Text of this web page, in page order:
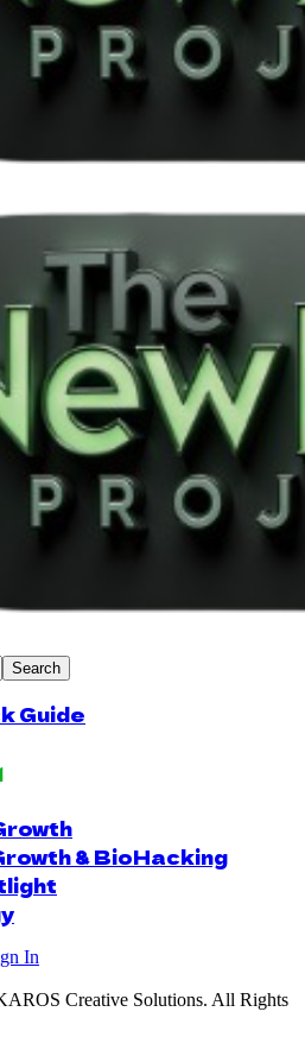
Guide
& BioHacking
In
Creative Solutions. All Rights